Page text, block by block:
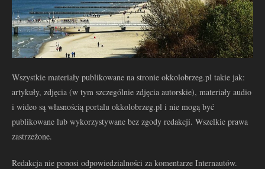
Wszystkie materiały publikowane na stronie okkolobrzeg.pl takie jak:
artykuły, zdjęcia (w tym szczególnie zdjęcia autorskie), materiały audio
i wideo są własnością portalu okkolobrzeg.pl i nie mogą być
publikowane lub wykorzystywane bez zgody redakcji. Wszelkie prawa
zastrzeżone.
Redakcja nie ponosi odpowiedzialności za komentarze Internautów.